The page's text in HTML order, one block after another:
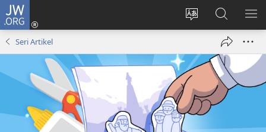
JW.ORG
Ganti
bahasa
Log
window
baru)
Cari
di
JW.ORG
Seri Artikel